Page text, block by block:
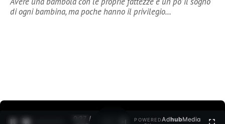
di ogni bambina, ma poche hanno il privilegio…
0:27 /
POWEREDAdhubMedia